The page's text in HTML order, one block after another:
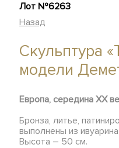
Лот №6263
Назад
Скульптура
модели
Европа, середина ХХ
Бронза, литье,
выполнены из
Высота – 50 см.